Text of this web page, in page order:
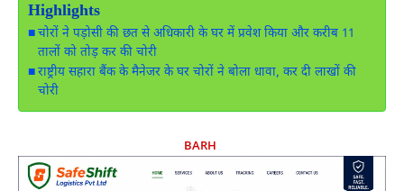
Highlights
चोरों ने पड़ोसी की छत से अधिकारी के घर में प्रवेश किया और करीब 11
तालों को तोड़ कर की चोरी
राष्ट्रीय सहारा बैंक के मैनेजर के घर चोरों ने बोला धावा, कर दी लाखों की
चोरी
BARH